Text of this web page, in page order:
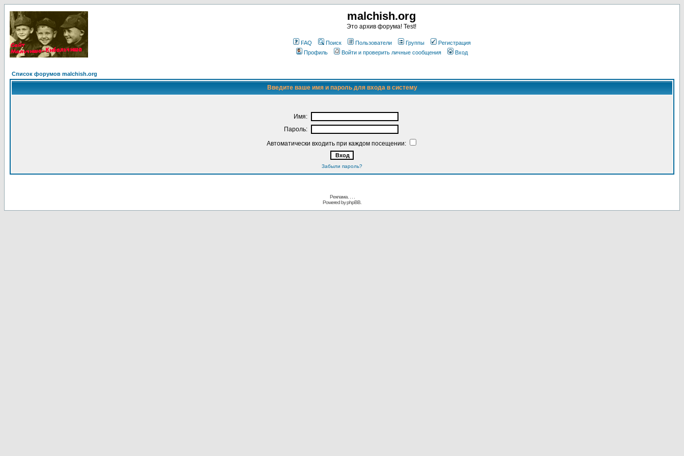
malchish.org
Это архив форума! Test!
FAQ Поиск Пользователи Группы
Регистрация
Профиль
Войти и проверить личные сообщения Вход
Список форумов malchish.org
Введите ваше имя и пароль для входа в систему
Имя:
Пароль:
Автоматически входить при каждом посещении:
Забыли пароль?
Реклама. . .
Powered byphpBB.